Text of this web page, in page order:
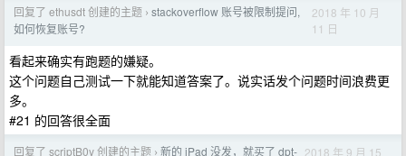
回复了 ethusdt 创建的主题 › stackoverflow 账号被限制提问,
如何恢复账号?
2018 年 10 月
11 日
看起来确实有跑题的嫌疑。
这个问题自己测试一下就能知道答案了。说实话发个问题时间浪费更
多。
#21 的回答很全面
回复了 scriptB0y 创建的主题 › 新的 iPad 没发，就买了 dpt- 2018 年 9 月 15